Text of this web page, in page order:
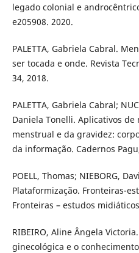
legado colonial e
e205908. 2020.
PALETTA, Gabriela Cabral.
ser tocada e onde. Revista
34, 2018.
PALETTA, Gabriela Cabral;
Daniela Tonelli. Aplicativos
menstrual e da gravidez:
da informação. Cadernos
POELL, Thomas; NIEBORG,
Plataformização. Fronteiras-
Fronteiras – estudos
RIBEIRO, Aline Ângela
ginecológica e o